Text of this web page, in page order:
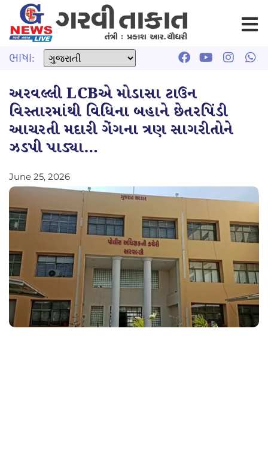
ભાષા:
અરવલ્લી LCBએ મોડાસા ટાઉન
વિસ્તારમાંથી વિધિના બહાને છેતરપિંડી
આચરતી મદારી ગેંગના ત્રણ સાગરીતોને
ઝડપી પાડ્યા…
June 25, 2026